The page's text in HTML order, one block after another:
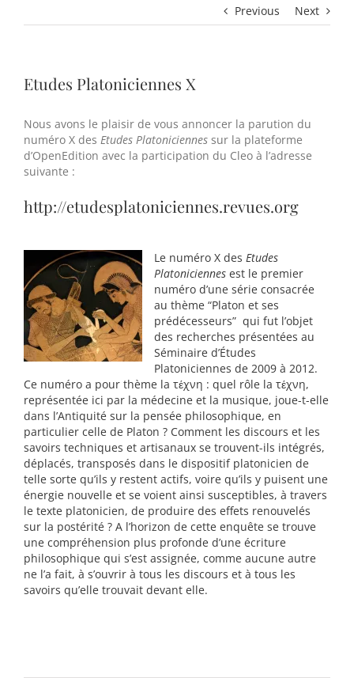
Previous Next
Etudes Platoniciennes X
Nous avons le plaisir de vous annoncer la parution du
numéro X des Etudes Platoniciennes sur la plateforme
d’OpenEdition avec la participation du Cleo à l’adresse
suivante :
http://etudesplatoniciennes.revues.org
Le numéro X des Etudes
Platoniciennes est le premier
numéro d’une série consacrée
au thème “Platon et ses
prédécesseurs” qui fut l’objet
des recherches présentées au
Séminaire d’Études
Platoniciennes de 2009 à 2012.
Ce numéro a pour thème la τέχνη : quel rôle la τέχνη,
représentée ici par la médecine et la musique, joue-t-elle
dans l’Antiquité sur la pensée philosophique, en
particulier celle de Platon ? Comment les discours et les
savoirs techniques et artisanaux se trouvent-ils intégrés,
déplacés, transposés dans le dispositif platonicien de
telle sorte qu’ils y restent actifs, voire qu’ils y puisent une
énergie nouvelle et se voient ainsi susceptibles, à travers
le texte platonicien, de produire des effets renouvelés
sur la postérité ? A l’horizon de cette enquête se trouve
une compréhension plus profonde d’une écriture
philosophique qui s’est assignée, comme aucune autre
ne l’a fait, à s’ouvrir à tous les discours et à tous les
savoirs qu’elle trouvait devant elle.